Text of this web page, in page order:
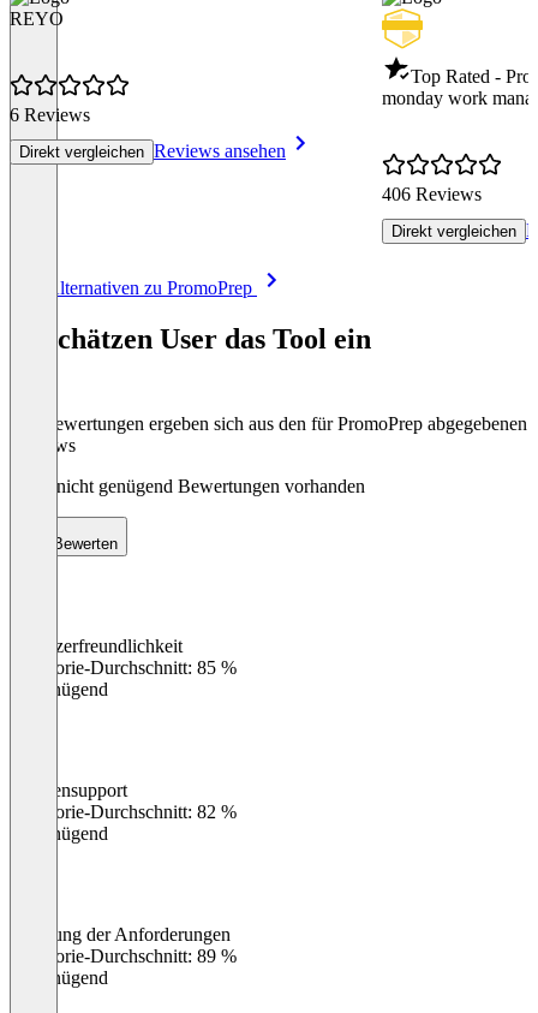
REYO
6 Reviews
Direkt vergleichen Reviews ansehen
Top Rated -
monday work
406 Reviews
Direkt vergleichen
Alle Alternativen zu PromoPrep
So schätzen User das Tool ein
Die Bewertungen ergeben sich aus den für PromoPrep abgegebenen
Reviews
Noch nicht genügend Bewertungen vorhanden
Bewerten
Benutzerfreundlichkeit
Kategorie-Durchschnitt: 85 %
Ungenügend
Kundensupport
Kategorie-Durchschnitt: 82 %
Ungenügend
Erfüllung der Anforderungen
Kategorie-Durchschnitt: 89 %
Ungenügend